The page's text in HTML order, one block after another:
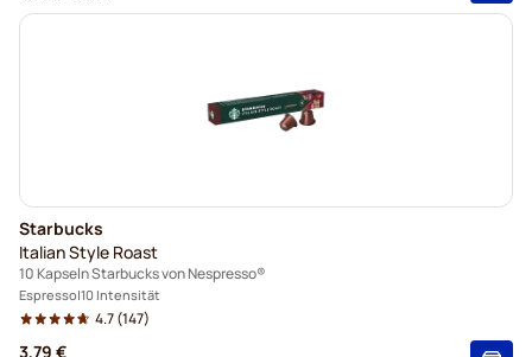
Starbucks
Italian Style Roast
10 Kapseln Starbucks von Nespresso®
Espresso 10 Intensität
4.7(147)
3,79 €